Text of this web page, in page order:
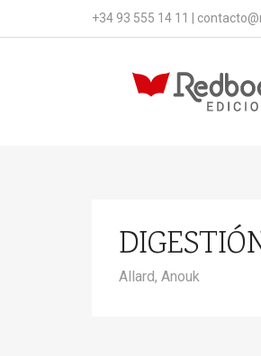
+34 93 555 14 11
Allard, Anouk